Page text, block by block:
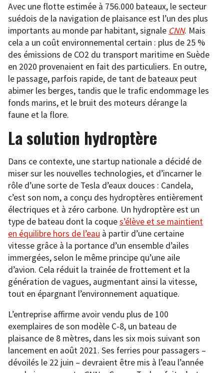
Avec une flotte estimée à 756.000 bateaux, le secteur
suédois de la navigation de plaisance est l’un des plus
importants au monde par habitant, signale CNN. Mais
cela a un coût environnemental certain : plus de 25 %
des émissions de CO2 du transport maritime en Suède
en 2020 provenaient en fait des particuliers. En outre,
le passage, parfois rapide, de tant de bateaux peut
abimer les berges, tandis que le trafic endommage les
fonds marins, et le bruit des moteurs dérange la
faune et la flore.
La solution hydroptère
Dans ce contexte, une startup nationale a décidé de
miser sur les nouvelles technologies, et d’incarner le
rôle d’une sorte de Tesla d’eaux douces : Candela,
c’est son nom, a conçu des hydroptères entièrement
électriques et à zéro carbone. Un hydroptère est un
type de bateau dont la coques’élève et se maintient
en équilibre hors de l’eau à partir d’une certaine
vitesse grâce à la portance d’un ensemble d’ailes
immergées, selon le même principe qu’une aile
d’avion. Cela réduit la trainée de frottement et la
génération de vagues, augmentant ainsi la vitesse,
tout en épargnant l’environnement aquatique.
L’entreprise affirme avoir vendu plus de 100
exemplaires de son modèle C-8, un bateau de
plaisance de 8 mètres, dans les six mois suivant son
lancement en août 2021. Ses ferries pour passagers –
dévoilés le 22 juin – devraient être mis à l’eau l’année